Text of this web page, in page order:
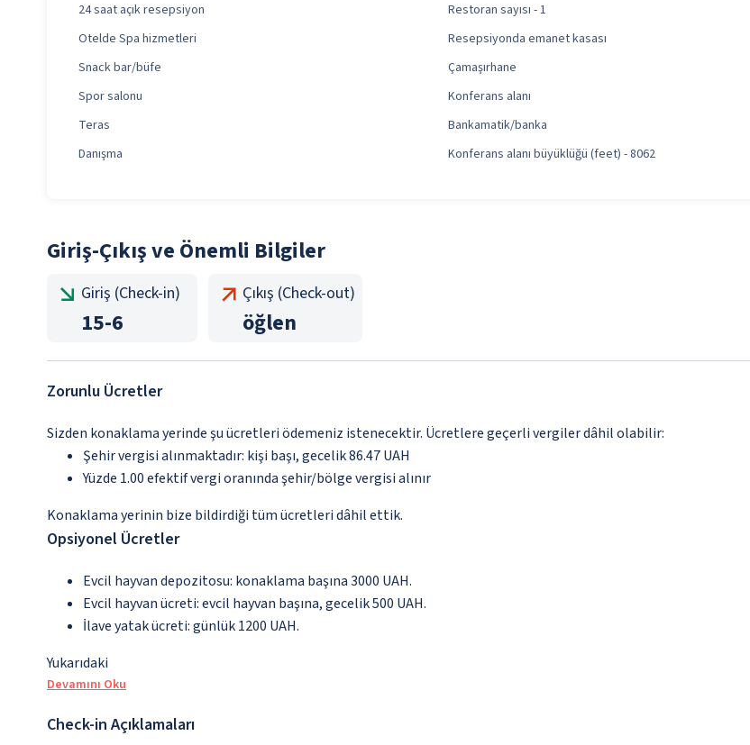
24 saat açık resepsiyon
Restoran sayısı - 1
Otelde Spa hizmetleri
Resepsiyonda emanet kasası
Snack bar/büfe
Çamaşırhane
Spor salonu
Konferans alanı
Teras
Bankamatik/banka
Danışma
Konferans alanı büyüklüğü (feet) - 8062
Giriş-Çıkış ve Önemli Bilgiler
Giriş (Check-in)
15-6
Çıkış (Check-out)
öğlen
Zorunlu Ücretler
Sizden konaklama yerinde şu ücretleri ödemeniz istenecektir. Ücretlere geçerli vergiler dâhil olabilir:
Şehir vergisi alınmaktadır: kişi başı, gecelik 86.47 UAH
Yüzde 1.00 efektif vergi oranında şehir/bölge vergisi alınır
Konaklama yerinin bize bildirdiği tüm ücretleri dâhil ettik.
Opsiyonel Ücretler
Evcil hayvan depozitosu: konaklama başına 3000 UAH.
Evcil hayvan ücreti: evcil hayvan başına, gecelik 500 UAH.
İlave yatak ücreti: günlük 1200 UAH.
Yukarıdaki
Devamını Oku
Check-in Açıklamaları